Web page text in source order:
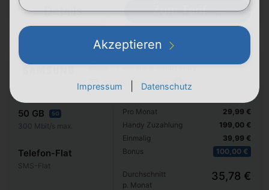
Details Zum Tarif
+ Vodafone Smart Entry
24 Monate
50 GB 5G
300 Mbit/s max.
Telefon-Flat
SMS-Flat
Pro Monat
Handy Zuzahlung
Einmalig
Bonus
29,99 €
199,00 €
39,99 €
100,00 €
Durchschnitt
p. Monat
35,78 €
Akzeptieren
Impressum Datenschutz